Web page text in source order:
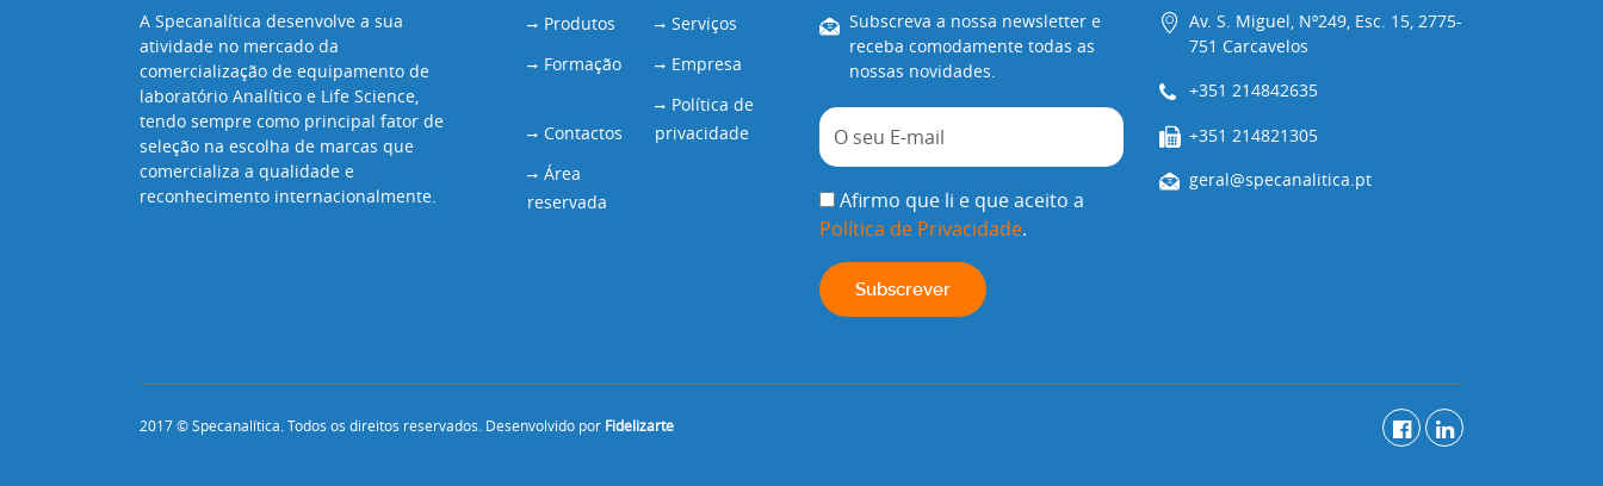
A Specanalítica desenvolve a sua
atividade no mercado da
comercialização de equipamento de
laboratório Analítico e Life Science,
tendo sempre como principal fator de
seleção na escolha de marcas que
comercializa a qualidade e
reconhecimento internacionalmente.
Produtos
Serviços
Formação
Empresa
Contactos
Política de
privacidade
Área
reservada
Subscreva a nossa newsletter e
receba comodamente todas as
nossas novidades.
Afirmo que li e que aceito a
Política de Privacidade.
Av. S. Miguel, Nº249, Esc. 15, 2775-
751 Carcavelos
+351 214842635
+351 214821305
geral@specanalitica.pt
2017 © Specanalítica. Todos os direitos reservados. Desenvolvido por Fidelizarte